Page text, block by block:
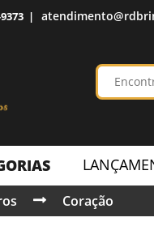
9373 |
Coração